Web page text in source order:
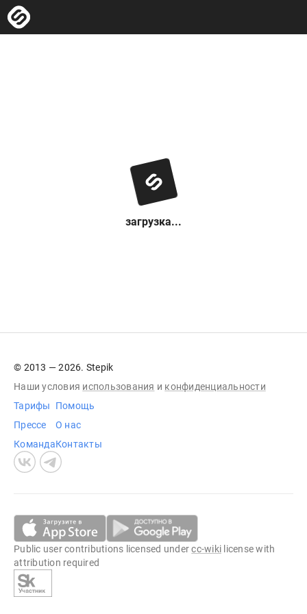
загрузка...
© 2013 — 2026. Stepik
Наши условия использования и конфиденциальности
Тарифы
Прессе
Команда
Помощь
О нас
Контакты
Public user contributions licensed undercc-wiki license with
attribution required